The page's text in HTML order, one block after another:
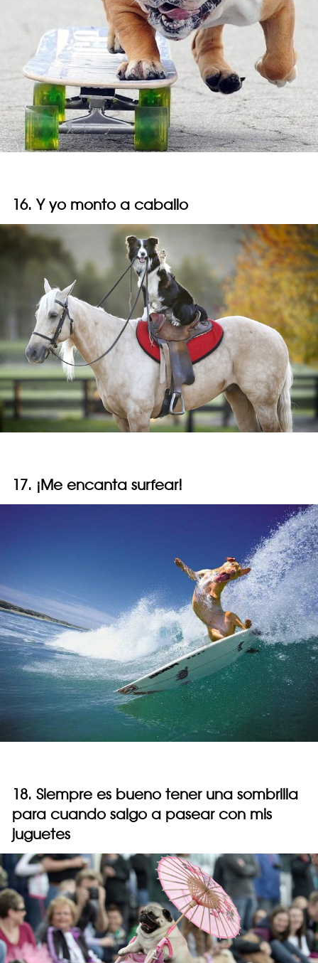
16. Y yo monto a caballo
17. ¡Me encanta surfear!
18. Siempre es bueno tener una sombrilla
para cuando salgo a pasear con mis
juguetes